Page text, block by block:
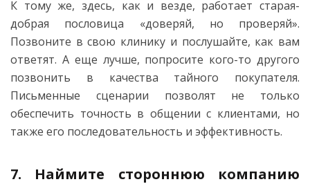
К тому же, здесь, как и везде, работает старая-
добрая пословица «доверяй, но проверяй».
Позвоните в свою клинику и послушайте, как вам
ответят. А еще лучше, попросите кого-то другого
позвонить в качества тайного покупателя.
Письменные сценарии позволят не только
обеспечить точность в общении с клиентами, но
также его последовательность и эффективность.
7. Наймите стороннюю компанию